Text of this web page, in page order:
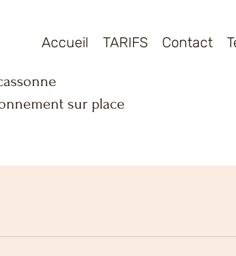
Accueil TARIFS Contact
sur place